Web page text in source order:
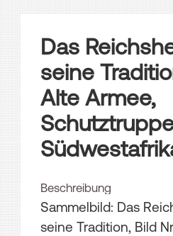
Das
seine
Alte Armee,
Beschreibung
Sammelbild: Das
seine Tradition, Bild